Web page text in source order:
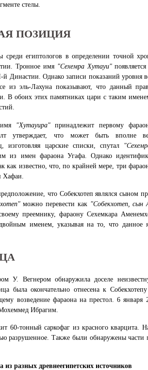
стелы.
ПОЗИЦИЯ
египтологов в определении точной
Тронное имя "Сехемра Хутауи"
й Династии. Однако записи показаний уровня
из эль-Лахуна показывают, что данный
В обоих этих памятниках цари с таким
"Хутауира"принадлежит первому
утверждает, что может быть вполне
изготовляя царские списки, спутал
из имен фараона Угафа. Однако
как известно, что, по крайней мере, три
Хафаи.
что Собекхотеп являлся сыном
можно перевести как "Собекхотеп, сын
преемнику, фараону Сехемкара
именем, указывая на то, что данное
У. Вегнером обнаружила доселе
была окончательно отнесена к
возведение фараона на престол. 6 января
Ибрагим.
60-тонный саркофаг из красного кварцита.
разрушенное. Также были обнаружены части
разных древнеегипетских источников